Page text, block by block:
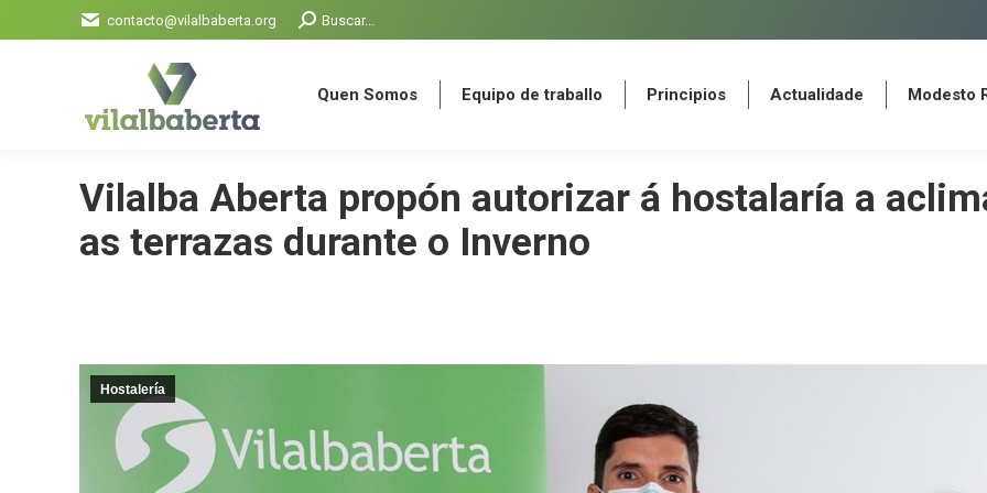
contacto@vilalbaberta.org Search:Buscar...
Quen Somos Equipo de traballo Principios Actualidade Modesto
Vilalba Aberta propón autorizar á hostalaría a
as terrazas durante o Inverno
Hostalería
Quen Somos Equipo de traballo Principios Actualidade Modesto